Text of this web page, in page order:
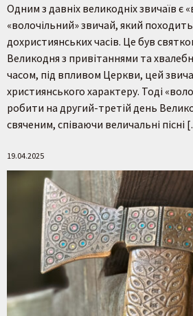
Одним з давніх великодніх звичаїв є
«волочільний» звичай, який
дохристиянських часів. Це був
Великодня з привітаннями та
часом, під впливом Церкви, цей
християнського характеру. Тоді
робити на другий-третій день
свяченим, співаючи величальні пісні
19.04.2025